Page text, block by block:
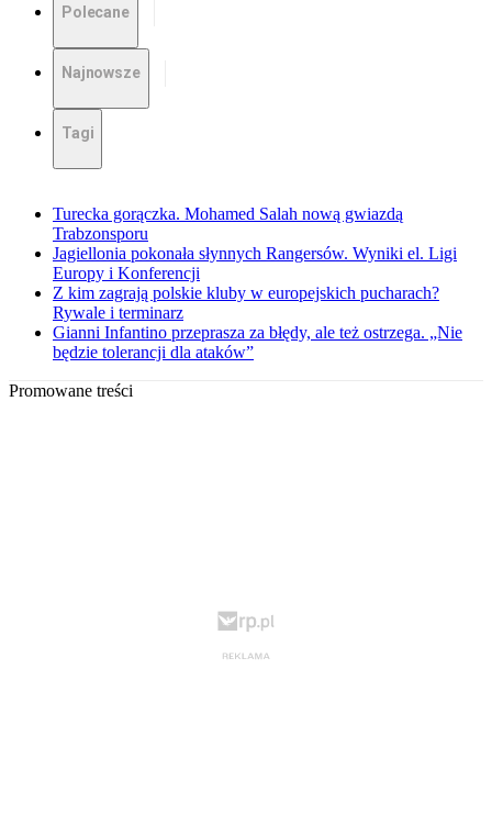
Polecane
Najnowsze
Tagi
Turecka gorączka. Mohamed Salah nową gwiazdą
Trabzonsporu
Jagiellonia pokonała słynnych Rangersów. Wyniki el. Ligi
Europy i Konferencji
Z kim zagrają polskie kluby w europejskich pucharach?
Rywale i terminarz
Gianni Infantino przeprasza za błędy, ale też ostrzega. „Nie
będzie tolerancji dla ataków”
Promowane treści